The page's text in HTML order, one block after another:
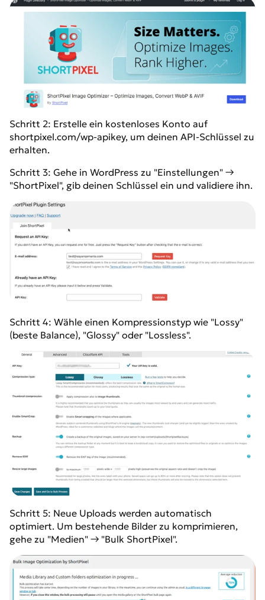
Schritt 2: Erstelle ein kostenloses Konto auf
shortpixel.com/wp-apikey, um deinen API-Schlüssel zu
erhalten.
Schritt 3: Gehe in WordPress zu "Einstellungen" →
"ShortPixel", gib deinen Schlüssel ein und validiere ihn.
Schritt 4: Wähle einen Kompressionstyp wie "Lossy"
(beste Balance), "Glossy" oder "Lossless".
Schritt 5: Neue Uploads werden automatisch
optimiert. Um bestehende Bilder zu komprimieren,
gehe zu "Medien" → "Bulk ShortPixel".